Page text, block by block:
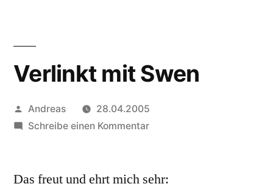
Verlinkt mit Swen
Veröffentlicht
von
Andreas
28.04.2005
Schreibe einen Kommentarzu
Swen
Das freut und ehrt mich sehr: